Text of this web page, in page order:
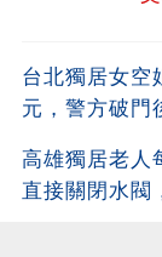
台北獨居女空
元，警方破門
高雄獨居老人
直接關閉水閥